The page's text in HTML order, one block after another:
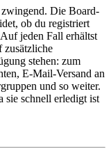
Die Board-
ob du registriert
jeden Fall erhältst
zusätzliche
stehen: zum
E-Mail-Versand an
und so weiter.
sie schnell erledigt ist